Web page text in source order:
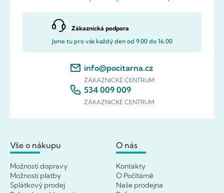
Zákaznická podpora
Jsme tu pro vás každý den od 9.00 do 16.00
info@pocitarna.cz
ZÁKAZNICKÉ CENTRUM
534 009 009
ZÁKAZNICKÉ CENTRUM
Vše o nákupu
Možnosti dopravy
Možnosti platby
Splátkový prodej
O nás
Kontakty
O Počítárně
Naše prodejna